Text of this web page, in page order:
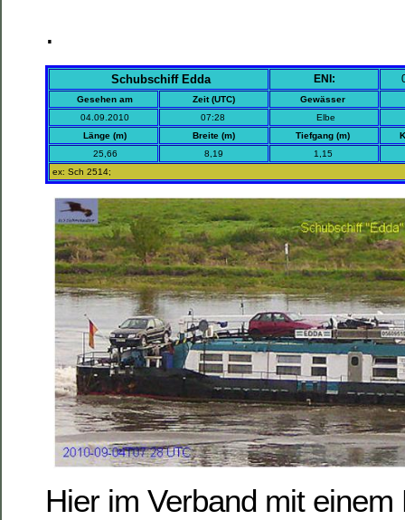
.
Schubschiff Edda ENI:
Gesehen am Zeit (UTC)
Gewässer
04.09.2010
07:28
Elbe
Länge (m)
Breite (m) Tiefgang (m)
25,66
8,19
1,15
ex: Sch 2514;
Hier im Verband mit